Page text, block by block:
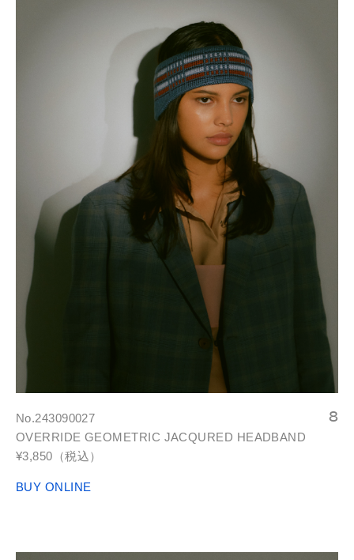
No.243090027
OVERRIDE GEOMETRIC JACQURED HEADBAND
¥3,850（税込）
BUY ONLINE